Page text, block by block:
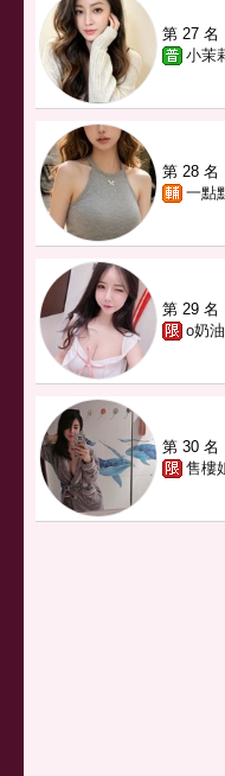
第 27 名
小茉
第 28 名
一點
第 29 名
o奶
第 30 名
售樓